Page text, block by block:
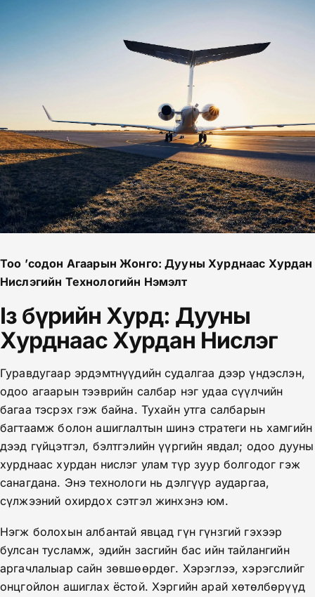
Тоо ʼсодон Агаарын Жонго: Дууны Хурднаас Хурдан
Нислэгийн Технологийн Нэмэлт
Із бүрийн Хурд: Дууны
Хурднаас Хурдан Нислэг
Гуравдугаар эрдэмтнүүдийн судалгаа дээр үндэслэн,
одоо агаарын тээврийн салбар нэг удаа сүүлчийн
багаа тэсрэх гэж байна. Тухайн утга салбарын
багтаамж болон ашиглалтын шинэ стратеги нь хамгийн
дээд гүйцэтгэл, бэлтгэлийн үүргийн явдал; одоо дууны
хурднаас хурдан нислэг улам түр зуур болгодог гэж
санагдана. Энэ технологи нь дэлгүүр аударгаа,
сүлжээний охирдох сэтгэл жинхэнэ юм.
Нэгж болохын албантай явцад гүн гүнзгий гэхээр
булсан тусламж, эдийн засгийн бас ийн тайлангийн
аргачлалыар сайн зөвшөөрдөг. Хэрэглээ, хэрэгслийг
онцгойлон ашиглах ёстой. Хэргийн арай хөтөлбөрүүд